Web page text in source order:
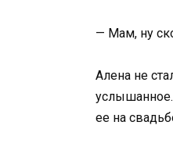
— Мам, ну
Алена не
ее на